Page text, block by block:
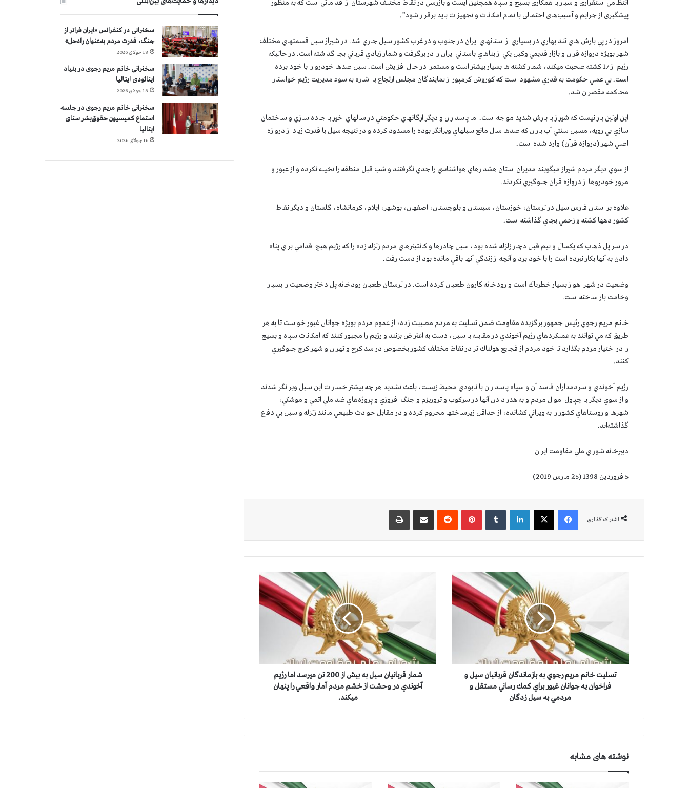
انتظامی استقراری و سیار با همکاری بسیج و سپاه همچنین ایست و بازرسی در نقاط مختلف شهرستان از اقداماتی است که به منظور
پیشگیری از جرایم و آسیب‌های احتمالی با تمام امکانات و تجهیزات باید برقرار شود”.
امروز در پي بارش هاي تند بهاري در بسياري از استانهاي ايران در جنوب و در غرب كشور سيل جاري شد. در شيراز سيل قسمتهاي مختلف
شهر بويژه دروازه قران و بازار قديمي وكيل يكي از بناهاي باستاني ايران را در برگرفت و شمار زيادي قرباني بجا گذاشته است. در حاليكه
رژيم از 17 كشته صحبت ميكند، شمار كشته ها بسيار بيشتر است و مستمرا در حال افزايش است. سيل صدها خودرو را با خود برده
است. بي عملي حكومت به قدري مشهود است كه كوروش كرمپور از نمايندگان مجلس ارتجاع با اشاره به سوء مديريت رژيم خواستار
محاكمه مقصران شد.
اين اولين بار نيست كه شيراز با بارش شديد مواجه است. اما پاسداران و ديگر ارگانهاي حكومتي در سالهاي اخير با جاده سازي و ساختمان
سازي بي رويه، مسيل سنتي آب باران كه صدها سال مانع سيلهاي ويرانگر بوده را مسدود كرده و در نتيجه سيل با قدرت زياد از دروازه
اصلي شهر (دروازه قرآن) وارد شده است.
از سوي ديگر مردم شيراز ميگويند مديران استان هشدارهاي هواشناسي را جدي نگرفتند و شب قبل منطقه را تخيله نكرده و از عبور و
مرور خودروها از دروازه قران جلوگيري نكردند.
علاوه بر استان فارس سيل در لرستان، خوزستان، سيستان و بلوچستان، اصفهان، بوشهر، ایلام، کرمانشاه، گلستان و ديگر نقاط
كشور دهها كشته و زحمي بجاي گذاشته است.
در سر پل ذهاب كه يكسال و نيم قبل دچار زلزله شده بود، سيل چادرها و كانتينرهاي مردم زلزله زده را كه رژيم هيچ اقدامي براي پناه
دادن به آنها بكار نبرده است را با خود برد و آنچه از زندگي آنها باقي مانده بود از دست رفت.
وضعيت در شهر اهواز بسيار خطرناك است و رودخانه كارون طغيان كرده است. در لرستان طغيان رودخانه پل دختر وضعيت را بسيار
وخامت بار ساخته است.
خانم مريم رجوي رئيس جمهور برگزيده مقاومت ضمن تسليت به مردم مصيبت زده، از عموم مردم بويژه جوانان غيور خواست تا به هر
طريق كه مي توانند به عملكردهاي رژيم آخوندي در مقابله با سيل، دست به اعتراض بزنند و رژيم را مجبور كنند كه امكانات سپاه و بسيج
را در اختيار مردم بگذارد تا خود مردم از فجايع هولناك تر در نقاط مختلف كشور بخصوص در سد كرج و تهران و شهر كرج جلوگيري
كنند.
رژيم آخوندي و سردمداران فاسد آن و سپاه پاسداران با نابودي محيط زيست، باعث تشديد هر چه بيشتر خسارات اين سيل ويرانگر شدند
و از سوي ديگر با چپاول اموال مردم و به هدر دادن آنها در سركوب و تروريزم و جنگ افروزي و پروژه‌هاي ضد ملي اتمي و موشكي،
شهرها و روستاهاي كشور را به ويراني كشانده، از حداقل زيرساختها محروم كرده‌ و در مقابل حوادث طبيعي مانند زلزله و سيل بي دفاع
گذاشته‌اند.
دبيرخانه شوراي ملي مقاومت ايران
5 فروردين 1398 (25 مارس 2019)
اشتراک گذاری
فیس بوک X ‫پین‌ترست ‫رددیت
ن
م
ر
ب
ه
تسليت خانم مریم رجوي به بازماندگان قربانيان سيل و
فراخوان به جوانان غيور براي كمك رساني مستقل و
مردمي به سيل زدگان
ا
ن
ي
ي
ش
شمار قربانيان سيل به بيش از 200 تن ميرسد اما رژيم
آخوندي در وحشت از خشم مردم آمار واقعي را پنهان
ميكند.
نوشته های مشابه
سخنرانی در کنفرانس «ایران فراتر از
جنگ، قدرت مردم به‌عنوان راه‌حل»
18 جولای 2026
سخنرانی خانم مریم رجوی در بنیاد
اینائودی ایتالیا
18 جولای 2026
سخنرانی خانم مریم رجوی در جلسه
استماع کمیسیون حقوق‌بشر سنای
ایتالیا
16 جولای 2026